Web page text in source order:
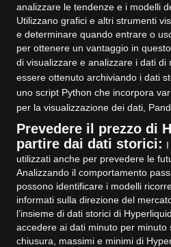
analizzare le tendenze e i modelli
Utilizzano grafici e altri strumenti
e determinare quando entrare o
per ottenere un vantaggio in
di visualizzare e analizzare i dati di
essere ottenuto archiviando i dati
uno script Python che incorpora
per la visualizzazione dei dati,
Prevedere il prezzo di
partire dai dati storici:
utilizzati anche per prevedere le
Analizzando il comportamento
possono identificare i modelli
informati sulla direzione del
l’insieme di dati storici di
accedere ai dati minuto per minuto
chiusura, massimi e minimi di